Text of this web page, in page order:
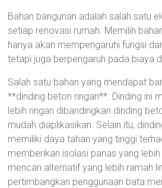
Bahan bangunan adalah salah satu
setiap renovasi rumah. Memilih
hanya akan mempengaruhi fungsi
tetapi juga berpengaruh pada biaya
Salah satu bahan yang mendapat
**dinding beton ringan**. Dinding ini
lebih ringan dibandingkan dinding
mudah diaplikasikan. Selain itu,
memiliki daya tahan yang tinggi
memberikan isolasi panas yang
mencari alternatif yang lebih ramah
pertimbangkan penggunaan bata